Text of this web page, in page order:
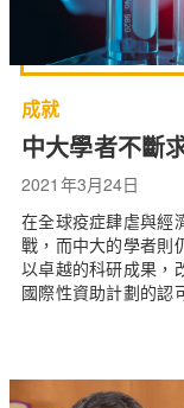
成就
中大學者不斷
2021年3月24日
在全球疫症肆虐與經
戰，而中大的學者則
以卓越的科研成果，
國際性資助計劃的認